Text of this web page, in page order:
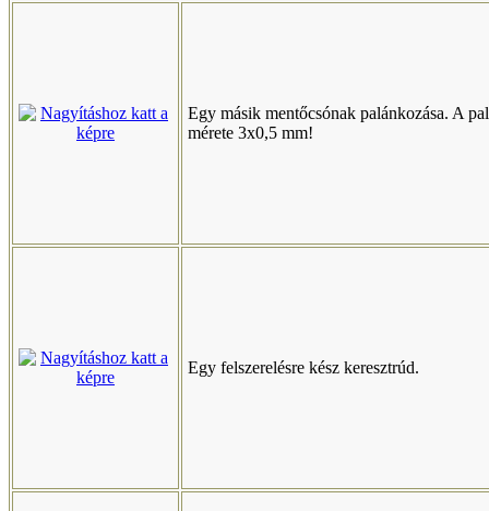
Egy másik mentőcsónak palánkozása. A
mérete 3x0,5 mm!
Egy felszerelésre kész keresztrúd.